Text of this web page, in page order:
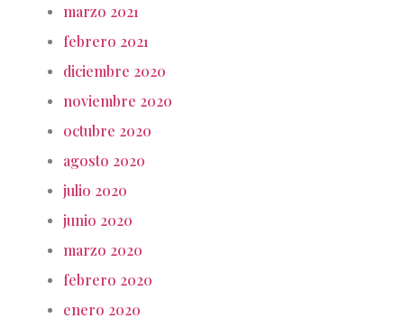
marzo 2021
febrero 2021
diciembre 2020
noviembre 2020
octubre 2020
agosto 2020
julio 2020
junio 2020
marzo 2020
febrero 2020
enero 2020